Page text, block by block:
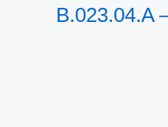
B.023.04.A